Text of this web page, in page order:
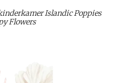
Islandic Poppies
Flowers